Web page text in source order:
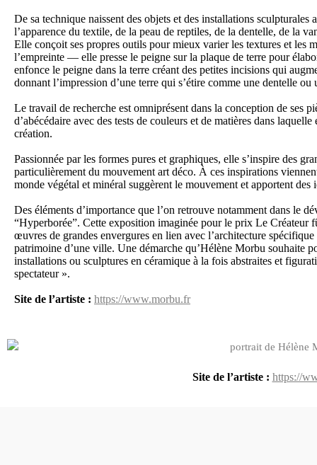
De sa technique naissent des objets et des installations
l’apparence du textile, de la peau de reptiles, de la dentelle, de la
Elle conçoit ses propres outils pour mieux varier les textures et les
l’empreinte — elle presse le peigne sur la plaque de terre pour
enfonce le peigne dans la terre créant des petites incisions qui
donnant l’impression d’une terre qui s’étire comme une dentelle ou
Le travail de recherche est omniprésent dans la conception de ses
d’abécédaire avec des tests de couleurs et de matières dans
création.
Passionnée par les formes pures et graphiques, elle s’inspire des
particulièrement du mouvement art déco. À ces inspirations
monde végétal et minéral suggèrent le mouvement et apportent des
Des éléments d’importance que l’on retrouve notamment dans le
“Hyperborée”. Cette exposition imaginée pour le prix Le Créateur
œuvres de grandes envergures en lien avec l’architecture
patrimoine d’une ville. Une démarche qu’Hélène Morbu souhaite
installations ou sculptures en céramique à la fois abstraites et
spectateur ».
Site de l’artiste : https://www.morbu.fr
Site de l’artiste : https://